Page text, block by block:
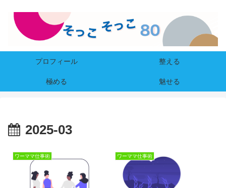
プロフィール 整える
極める 魅せる
2025-03
ワーママ仕事術 ワーママ仕事術